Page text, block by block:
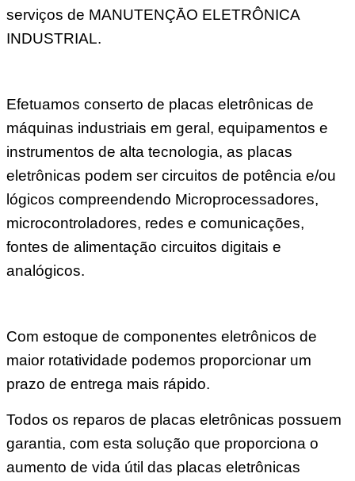
serviços de MANUTENÇĀO ELETRÔNICA
INDUSTRIAL.
Efetuamos conserto de placas eletrônicas de
máquinas industriais em geral, equipamentos e
instrumentos de alta tecnologia, as placas
eletrônicas podem ser circuitos de potência e/ou
lógicos compreendendo Microprocessadores,
microcontroladores, redes e comunicações,
fontes de alimentação circuitos digitais e
analógicos.
Com estoque de componentes eletrônicos de
maior rotatividade podemos proporcionar um
prazo de entrega mais rápido.
Todos os reparos de placas eletrônicas possuem
garantia, com esta solução que proporciona o
aumento de vida útil das placas eletrônicas